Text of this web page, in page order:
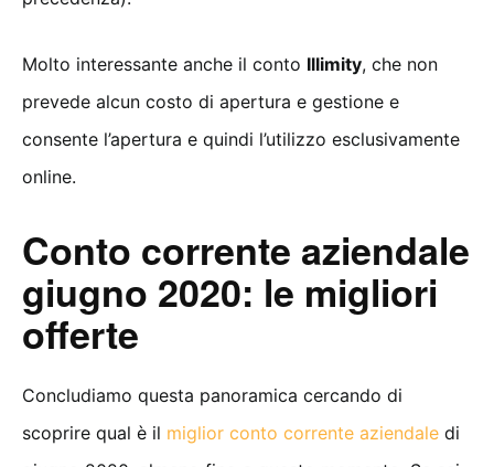
Molto interessante anche il conto Illimity, che non
prevede alcun costo di apertura e gestione e
consente l’apertura e quindi l’utilizzo esclusivamente
online.
Conto corrente aziendale
giugno 2020: le migliori
offerte
Concludiamo questa panoramica cercando di
scoprire qual è il miglior conto corrente aziendale di